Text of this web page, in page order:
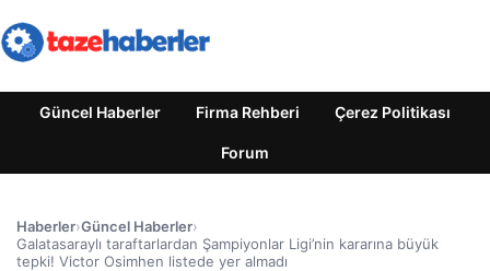
Güncel Haberler Firma Rehberi Çerez Politikası
Forum
Haberler›Güncel Haberler›
Galatasaraylı taraftarlardan Şampiyonlar Ligi’nin kararına büyük
tepki! Victor Osimhen listede yer almadı